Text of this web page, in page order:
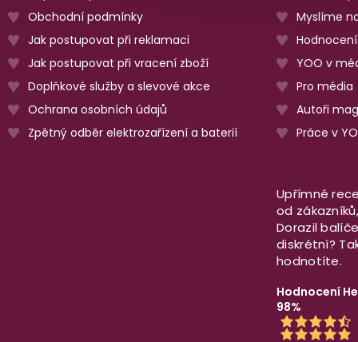
Obchodní podmínky
Jak postupovat při reklamaci
Jak postupovat při vracení zboží
Doplňkové služby a slevové akce
Ochrana osobních údajů
Zpětný odběr elektrozařízení a baterií
Myslíme
YOO v
Pro média
Autoři
Práce v
Upřímné
od
Dorazil
diskrétní?
hodnotíte.
Hodnocení
98%